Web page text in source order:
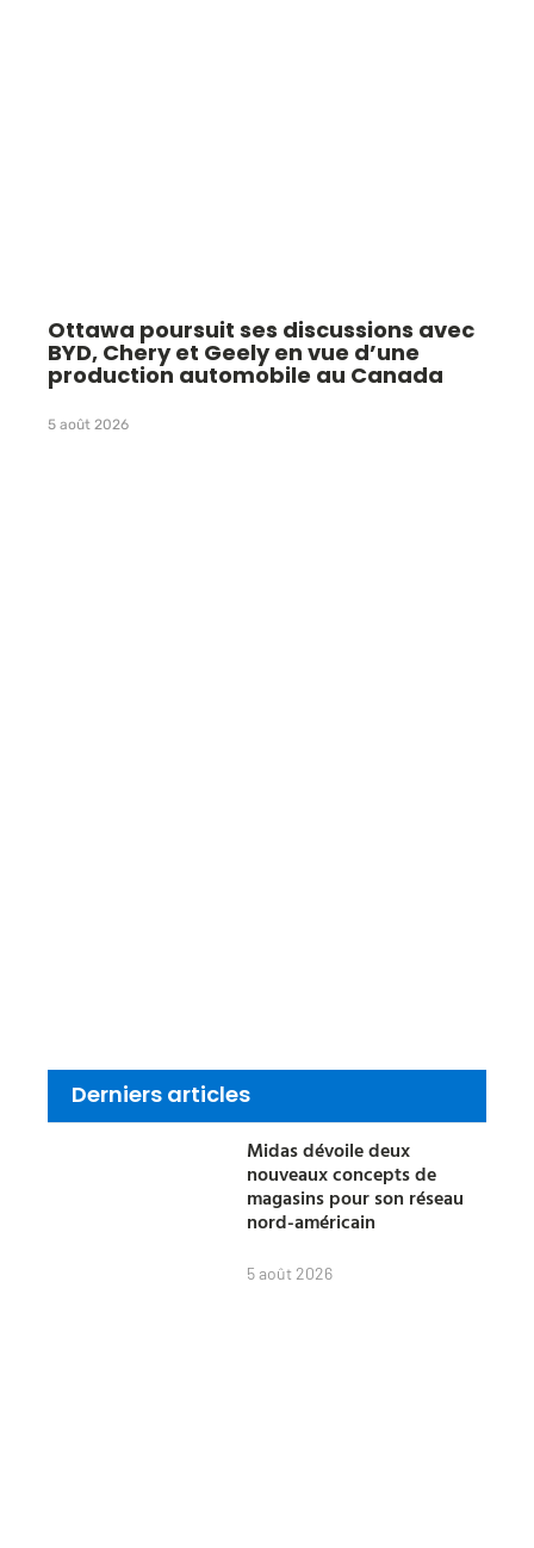
Ottawa poursuit ses discussions avec
BYD, Chery et Geely en vue d’une
production automobile au Canada
5 août 2026
Derniers articles
Midas dévoile deux
nouveaux concepts de
magasins pour son réseau
nord-américain
5 août 2026